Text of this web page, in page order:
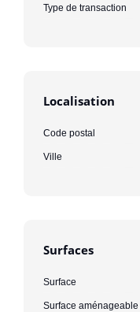
Type de transaction
Localisation
Code postal
Ville
Surfaces
Surface
Surface aménageable